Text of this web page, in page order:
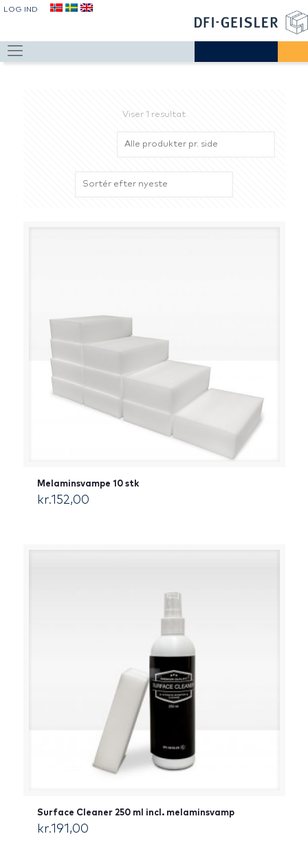
LOG IND
Viser 1 resultat
Melaminsvampe 10 stk
kr.152,00
Surface Cleaner 250 ml incl. melaminsvamp
kr.191,00